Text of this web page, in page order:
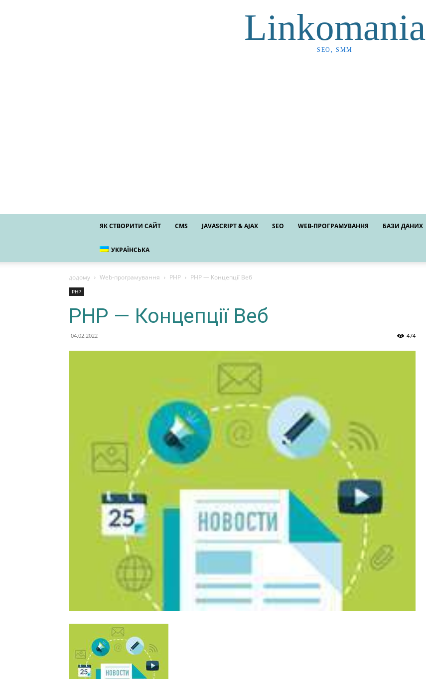
Linkomania
SEO, SMM
ЯК СТВОРИТИ САЙТ CMS JAVASCRIPT & AJAX SEO WEB-ПРОГРАМУВАННЯ БАЗИ ДАНИХ
УКРАЇНСЬКА
додому Web-програмування PHP PHP — Концепції Веб
PHP
PHP — Концепції Веб
04.02.2022 474